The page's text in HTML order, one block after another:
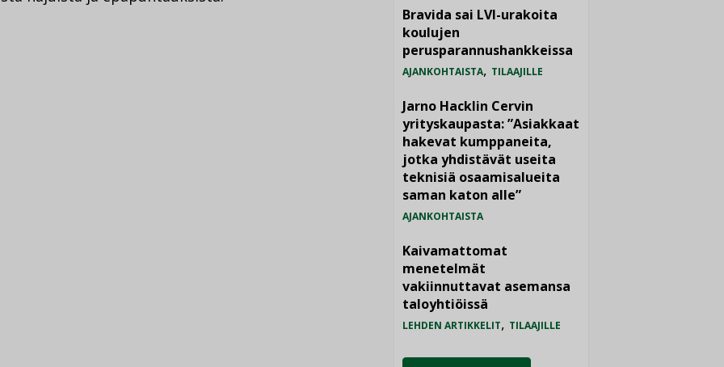
Bravida sai LVI-urakoita
koulujen
perusparannushankkeissa
AJANKOHTAISTA, TILAAJILLE
Jarno Hacklin Cervin
yrityskaupasta: ”Asiakkaat
hakevat kumppaneita,
jotka yhdistävät useita
teknisiä osaamisalueita
saman katon alle”
AJANKOHTAISTA
Kaivamattomat
menetelmät
vakiinnuttavat asemansa
taloyhtiöissä
LEHDEN ARTIKKELIT, TILAAJILLE